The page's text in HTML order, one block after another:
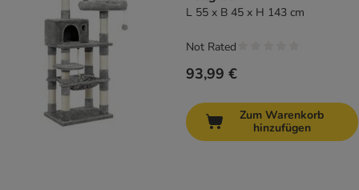
L 55 x B 45 x H 143 cm
93,99 €
Not Rated
Zum Warenkorb
hinzufügen